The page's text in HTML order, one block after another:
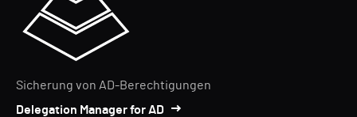
Sicherung von AD-Berechtigungen
Delegation Manager for AD